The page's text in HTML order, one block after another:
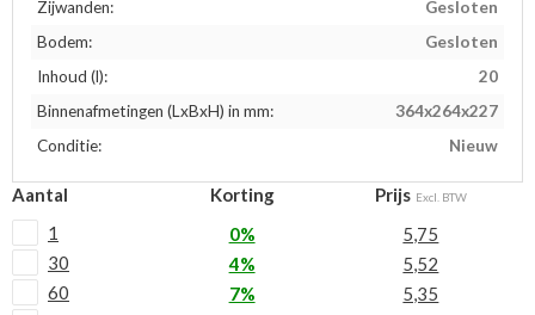
Zijwanden:
Gesloten
Bodem:
Gesloten
Inhoud (l):
20
Binnenafmetingen (LxBxH) in mm:
364x264x227
Conditie:
Nieuw
Aantal Korting Prijs Excl. BTW
1 0%
5,75
30
4%
5,52
60
7%
5,35